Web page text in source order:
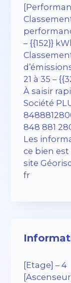
– {{152}}
21 à 35 –
À saisir
Société
848 881
Les
ce bien
site
fr
[Etage] – 4